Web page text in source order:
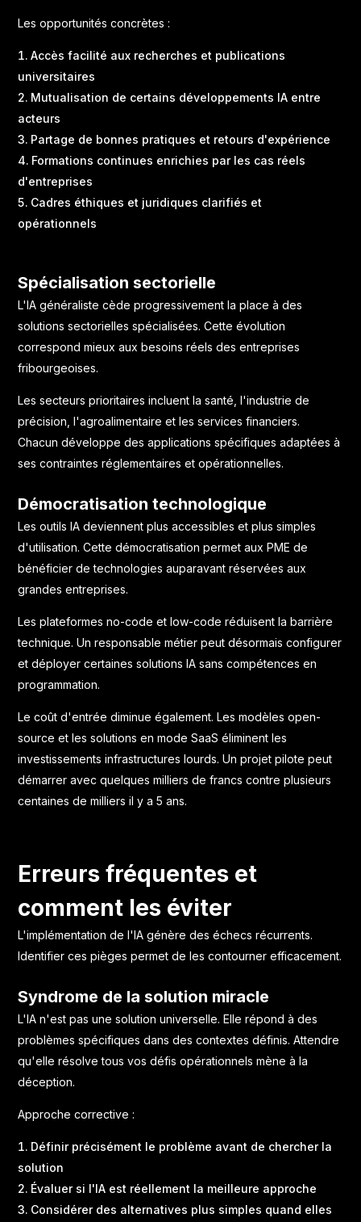
Les opportunités concrètes :
Accès facilité aux recherches et publications
universitaires
Mutualisation de certains développements IA entre
acteurs
Partage de bonnes pratiques et retours d'expérience
Formations continues enrichies par les cas réels
d'entreprises
Cadres éthiques et juridiques clarifiés et
opérationnels
Spécialisation sectorielle
L'IA généraliste cède progressivement la place à des
solutions sectorielles spécialisées. Cette évolution
correspond mieux aux besoins réels des entreprises
fribourgeoises.
Les secteurs prioritaires incluent la santé, l'industrie de
précision, l'agroalimentaire et les services financiers.
Chacun développe des applications spécifiques adaptées à
ses contraintes réglementaires et opérationnelles.
Démocratisation technologique
Les outils IA deviennent plus accessibles et plus simples
d'utilisation. Cette démocratisation permet aux PME de
bénéficier de technologies auparavant réservées aux
grandes entreprises.
Les plateformes no-code et low-code réduisent la barrière
technique. Un responsable métier peut désormais configurer
et déployer certaines solutions IA sans compétences en
programmation.
Le coût d'entrée diminue également. Les modèles open-
source et les solutions en mode SaaS éliminent les
investissements infrastructures lourds. Un projet pilote peut
démarrer avec quelques milliers de francs contre plusieurs
centaines de milliers il y a 5 ans.
Erreurs fréquentes et
comment les éviter
L'implémentation de l'IA génère des échecs récurrents.
Identifier ces pièges permet de les contourner efficacement.
Syndrome de la solution miracle
L'IA n'est pas une solution universelle. Elle répond à des
problèmes spécifiques dans des contextes définis. Attendre
qu'elle résolve tous vos défis opérationnels mène à la
déception.
Approche corrective :
Définir précisément le problème avant de chercher la
solution
Évaluer si l'IA est réellement la meilleure approche
Considérer des alternatives plus simples quand elles